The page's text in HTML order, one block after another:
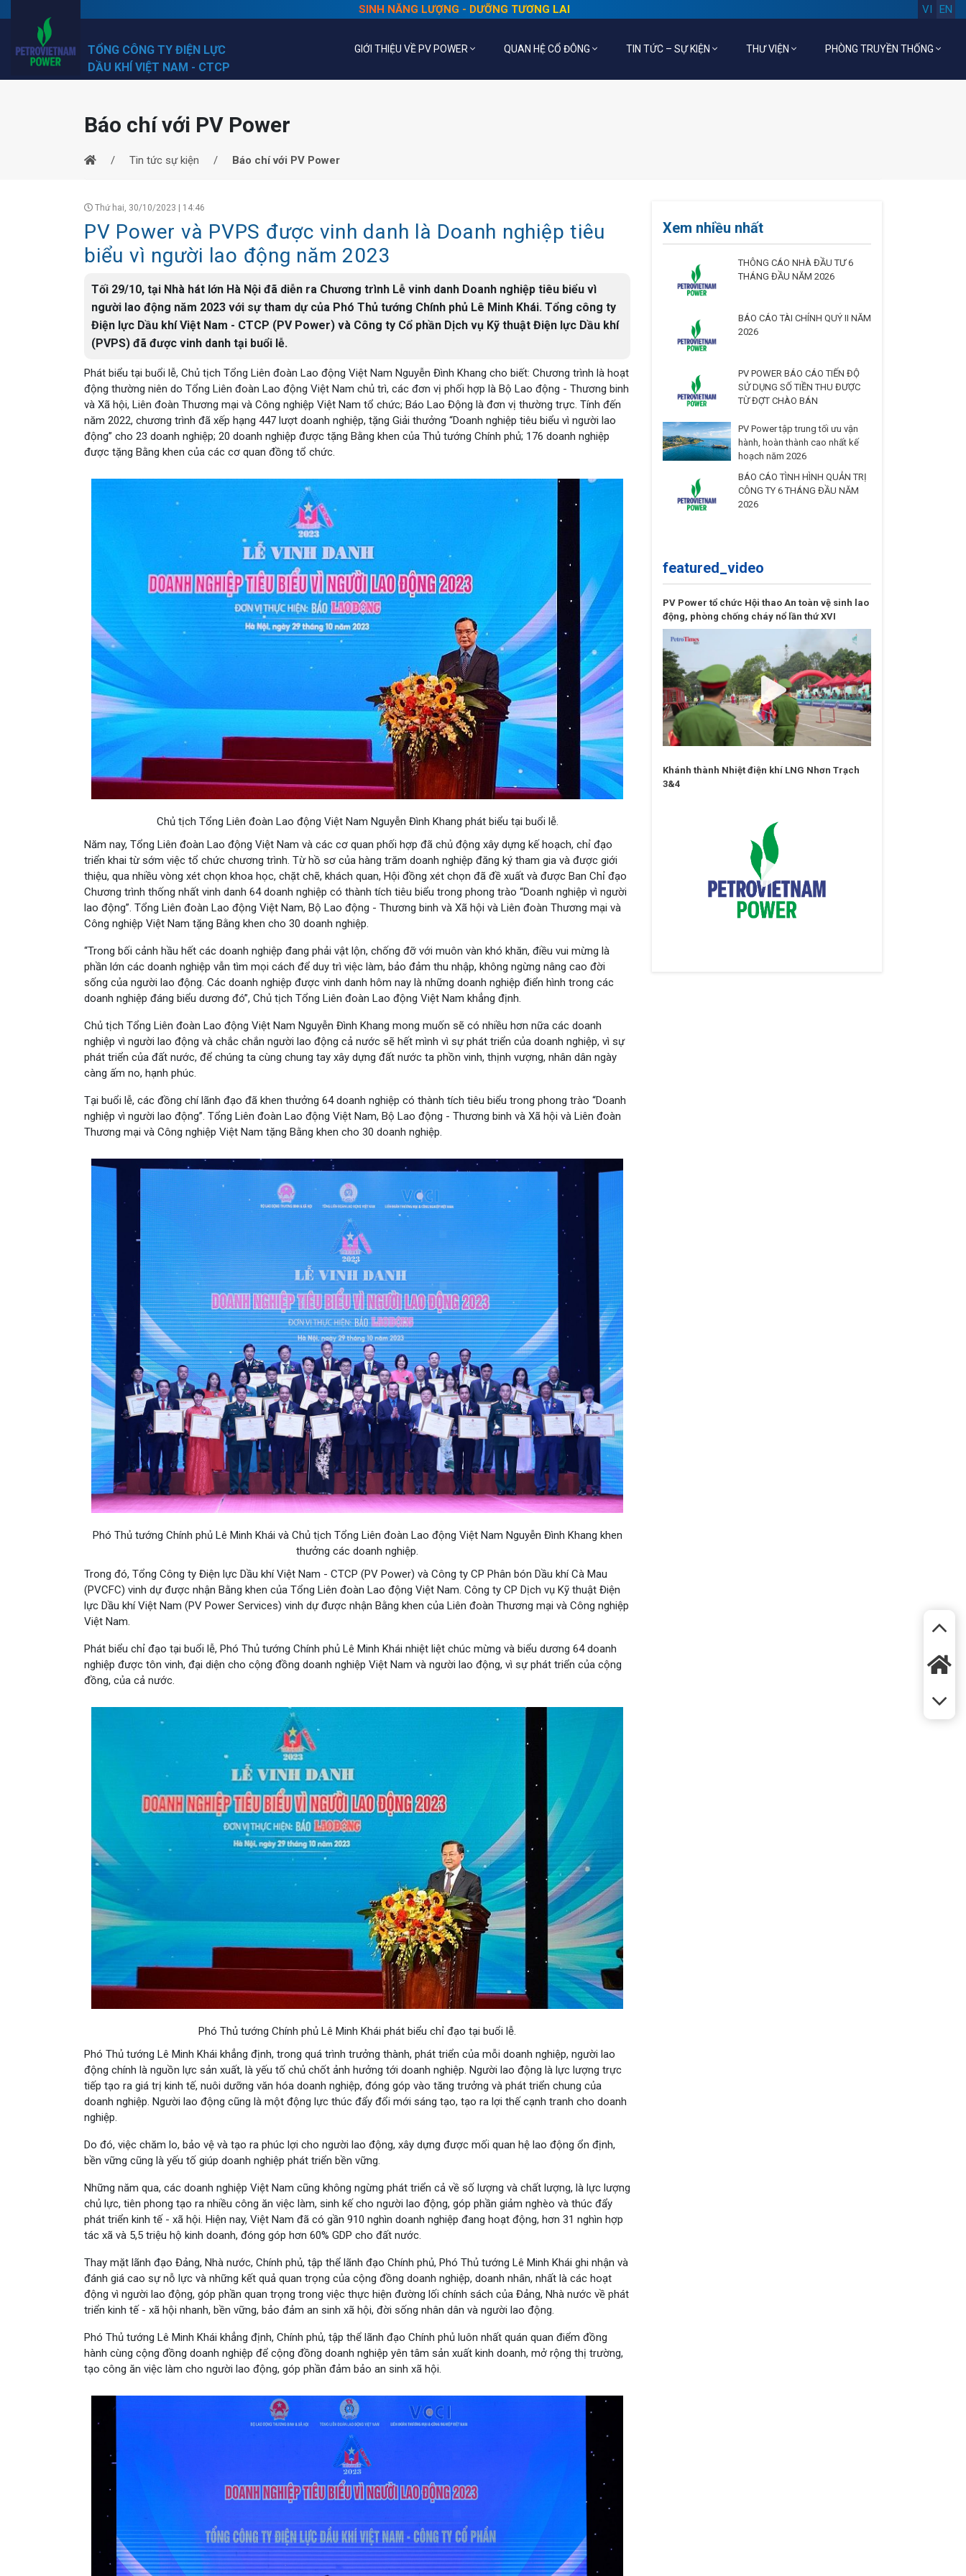
SINH NĂNG LƯỢNG - DƯỠNG TƯƠNG LAI EN
VI
TỔNG CÔNG TY ĐIỆN LỰC
DẦU KHÍ VIỆT NAM - CTCP
GIỚI THIỆU VỀ PV POWER QUAN HỆ CỔ ĐÔNG TIN TỨC – SỰ KIỆN THƯ VIỆN PHÒNG TRUYỀN THỐNG
Báo chí với PV Power
Tin tức sự kiện Báo chí với PV Power
Thứ hai, 30/10/2023 | 14:46
PV Power và PVPS được vinh danh là Doanh nghiệp tiêu
biểu vì người lao động năm 2023
Tối 29/10, tại Nhà hát lớn Hà Nội đã diễn ra Chương trình Lễ vinh danh Doanh nghiệp tiêu biểu vì
người lao động năm 2023 với sự tham dự của Phó Thủ tướng Chính phủ Lê Minh Khái. Tổng công ty
Điện lực Dầu khí Việt Nam - CTCP (PV Power) và Công ty Cổ phần Dịch vụ Kỹ thuật Điện lực Dầu khí
(PVPS) đã được vinh danh tại buổi lễ.
Phát biểu tại buổi lễ, Chủ tịch Tổng Liên đoàn Lao động Việt Nam Nguyễn Đình Khang cho biết: Chương trình là hoạt
động thường niên do Tổng Liên đoàn Lao động Việt Nam chủ trì, các đơn vị phối hợp là Bộ Lao động - Thương binh
và Xã hội, Liên đoàn Thương mại và Công nghiệp Việt Nam tổ chức; Báo Lao Động là đơn vị thường trực. Tính đến
năm 2022, chương trình đã xếp hạng 447 lượt doanh nghiệp, tặng Giải thưởng “Doanh nghiệp tiêu biểu vì người lao
động” cho 23 doanh nghiệp; 20 doanh nghiệp được tặng Bằng khen của Thủ tướng Chính phủ; 176 doanh nghiệp
được tặng Bằng khen của các cơ quan đồng tổ chức.
Chủ tịch Tổng Liên đoàn Lao động Việt Nam Nguyễn Đình Khang phát biểu tại buổi lễ.
Năm nay, Tổng Liên đoàn Lao động Việt Nam và các cơ quan phối hợp đã chủ động xây dựng kế hoạch, chỉ đạo
triển khai từ sớm việc tổ chức chương trình. Từ hồ sơ của hàng trăm doanh nghiệp đăng ký tham gia và được giới
thiệu, qua nhiều vòng xét chọn khoa học, chặt chẽ, khách quan, Hội đồng xét chọn đã đề xuất và được Ban Chỉ đạo
Chương trình thống nhất vinh danh 64 doanh nghiệp có thành tích tiêu biểu trong phong trào “Doanh nghiệp vì người
lao động”. Tổng Liên đoàn Lao động Việt Nam, Bộ Lao động - Thương binh và Xã hội và Liên đoàn Thương mại và
Công nghiệp Việt Nam tặng Bằng khen cho 30 doanh nghiệp.
“Trong bối cảnh hầu hết các doanh nghiệp đang phải vật lộn, chống đỡ với muôn vàn khó khăn, điều vui mừng là
phần lớn các doanh nghiệp vẫn tìm mọi cách để duy trì việc làm, bảo đảm thu nhập, không ngừng nâng cao đời
sống của người lao động. Các doanh nghiệp được vinh danh hôm nay là những doanh nghiệp điển hình trong các
doanh nghiệp đáng biểu dương đó”, Chủ tịch Tổng Liên đoàn Lao động Việt Nam khẳng định.
Chủ tịch Tổng Liên đoàn Lao động Việt Nam Nguyễn Đình Khang mong muốn sẽ có nhiều hơn nữa các doanh
nghiệp vì người lao động và chắc chắn người lao động cả nước sẽ hết mình vì sự phát triển của doanh nghiệp, vì sự
phát triển của đất nước, để chúng ta cùng chung tay xây dựng đất nước ta phồn vinh, thịnh vượng, nhân dân ngày
càng ấm no, hạnh phúc.
Tại buổi lễ, các đồng chí lãnh đạo đã khen thưởng 64 doanh nghiệp có thành tích tiêu biểu trong phong trào “Doanh
nghiệp vì người lao động”. Tổng Liên đoàn Lao động Việt Nam, Bộ Lao động - Thương binh và Xã hội và Liên đoàn
Thương mại và Công nghiệp Việt Nam tặng Bằng khen cho 30 doanh nghiệp.
Phó Thủ tướng Chính phủ Lê Minh Khái và Chủ tịch Tổng Liên đoàn Lao động Việt Nam Nguyễn Đình Khang khen
thưởng các doanh nghiệp.
Trong đó, Tổng Công ty Điện lực Dầu khí Việt Nam - CTCP (PV Power) và Công ty CP Phân bón Dầu khí Cà Mau
(PVCFC) vinh dự được nhận Bằng khen của Tổng Liên đoàn Lao động Việt Nam. Công ty CP Dịch vụ Kỹ thuật Điện
lực Dầu khí Việt Nam (PV Power Services) vinh dự được nhận Bằng khen của Liên đoàn Thương mại và Công nghiệp
Việt Nam.
Phát biểu chỉ đạo tại buổi lễ, Phó Thủ tướng Chính phủ Lê Minh Khái nhiệt liệt chúc mừng và biểu dương 64 doanh
nghiệp được tôn vinh, đại diện cho cộng đồng doanh nghiệp Việt Nam và người lao động, vì sự phát triển của cộng
đồng, của cả nước.
Phó Thủ tướng Chính phủ Lê Minh Khái phát biểu chỉ đạo tại buổi lễ.
Phó Thủ tướng Lê Minh Khái khẳng định, trong quá trình trưởng thành, phát triển của mỗi doanh nghiệp, người lao
động chính là nguồn lực sản xuất, là yếu tố chủ chốt ảnh hưởng tới doanh nghiệp. Người lao động là lực lượng trực
tiếp tạo ra giá trị kinh tế, nuôi dưỡng văn hóa doanh nghiệp, đóng góp vào tăng trưởng và phát triển chung của
doanh nghiệp. Người lao động cũng là một động lực thúc đẩy đổi mới sáng tạo, tạo ra lợi thế cạnh tranh cho doanh
nghiệp.
Do đó, việc chăm lo, bảo vệ và tạo ra phúc lợi cho người lao động, xây dựng được mối quan hệ lao động ổn định,
bền vững cũng là yếu tố giúp doanh nghiệp phát triển bền vững.
Những năm qua, các doanh nghiệp Việt Nam cũng không ngừng phát triển cả về số lượng và chất lượng, là lực lượng
chủ lực, tiên phong tạo ra nhiều công ăn việc làm, sinh kế cho người lao động, góp phần giảm nghèo và thúc đẩy
phát triển kinh tế - xã hội. Hiện nay, Việt Nam đã có gần 910 nghìn doanh nghiệp đang hoạt động, hơn 31 nghìn hợp
tác xã và 5,5 triệu hộ kinh doanh, đóng góp hơn 60% GDP cho đất nước.
Thay mặt lãnh đạo Đảng, Nhà nước, Chính phủ, tập thể lãnh đạo Chính phủ, Phó Thủ tướng Lê Minh Khái ghi nhận và
đánh giá cao sự nỗ lực và những kết quả quan trọng của cộng đồng doanh nghiệp, doanh nhân, nhất là các hoạt
động vì người lao động, góp phần quan trọng trong việc thực hiện đường lối chính sách của Đảng, Nhà nước về phát
triển kinh tế - xã hội nhanh, bền vững, bảo đảm an sinh xã hội, đời sống nhân dân và người lao động.
Phó Thủ tướng Lê Minh Khái khẳng định, Chính phủ, tập thể lãnh đạo Chính phủ luôn nhất quán quan điểm đồng
hành cùng cộng đồng doanh nghiệp để cộng đồng doanh nghiệp yên tâm sản xuất kinh doanh, mở rộng thị trường,
tạo công ăn việc làm cho người lao động, góp phần đảm bảo an sinh xã hội.
Xem nhiều nhất
THÔNG CÁO NHÀ ĐẦU TƯ 6
THÁNG ĐẦU NĂM 2026
BÁO CÁO TÀI CHÍNH QUÝ II NĂM
2026
PV POWER BÁO CÁO TIẾN ĐỘ
SỬ DỤNG SỐ TIỀN THU ĐƯỢC
TỪ ĐỢT CHÀO BÁN
PV Power tập trung tối ưu vận
hành, hoàn thành cao nhất kế
hoạch năm 2026
BÁO CÁO TÌNH HÌNH QUẢN TRỊ
CÔNG TY 6 THÁNG ĐẦU NĂM
2026
featured_video
PV Power tổ chức Hội thao An toàn vệ sinh lao
động, phòng chống cháy nổ lần thứ XVI
Khánh thành Nhiệt điện khí LNG Nhơn Trạch
3&4